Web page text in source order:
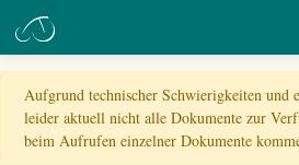
Aufgrund technischer Schwierigkeiten und
leider aktuell nicht alle Dokumente zur
beim Aufrufen einzelner Dokumente